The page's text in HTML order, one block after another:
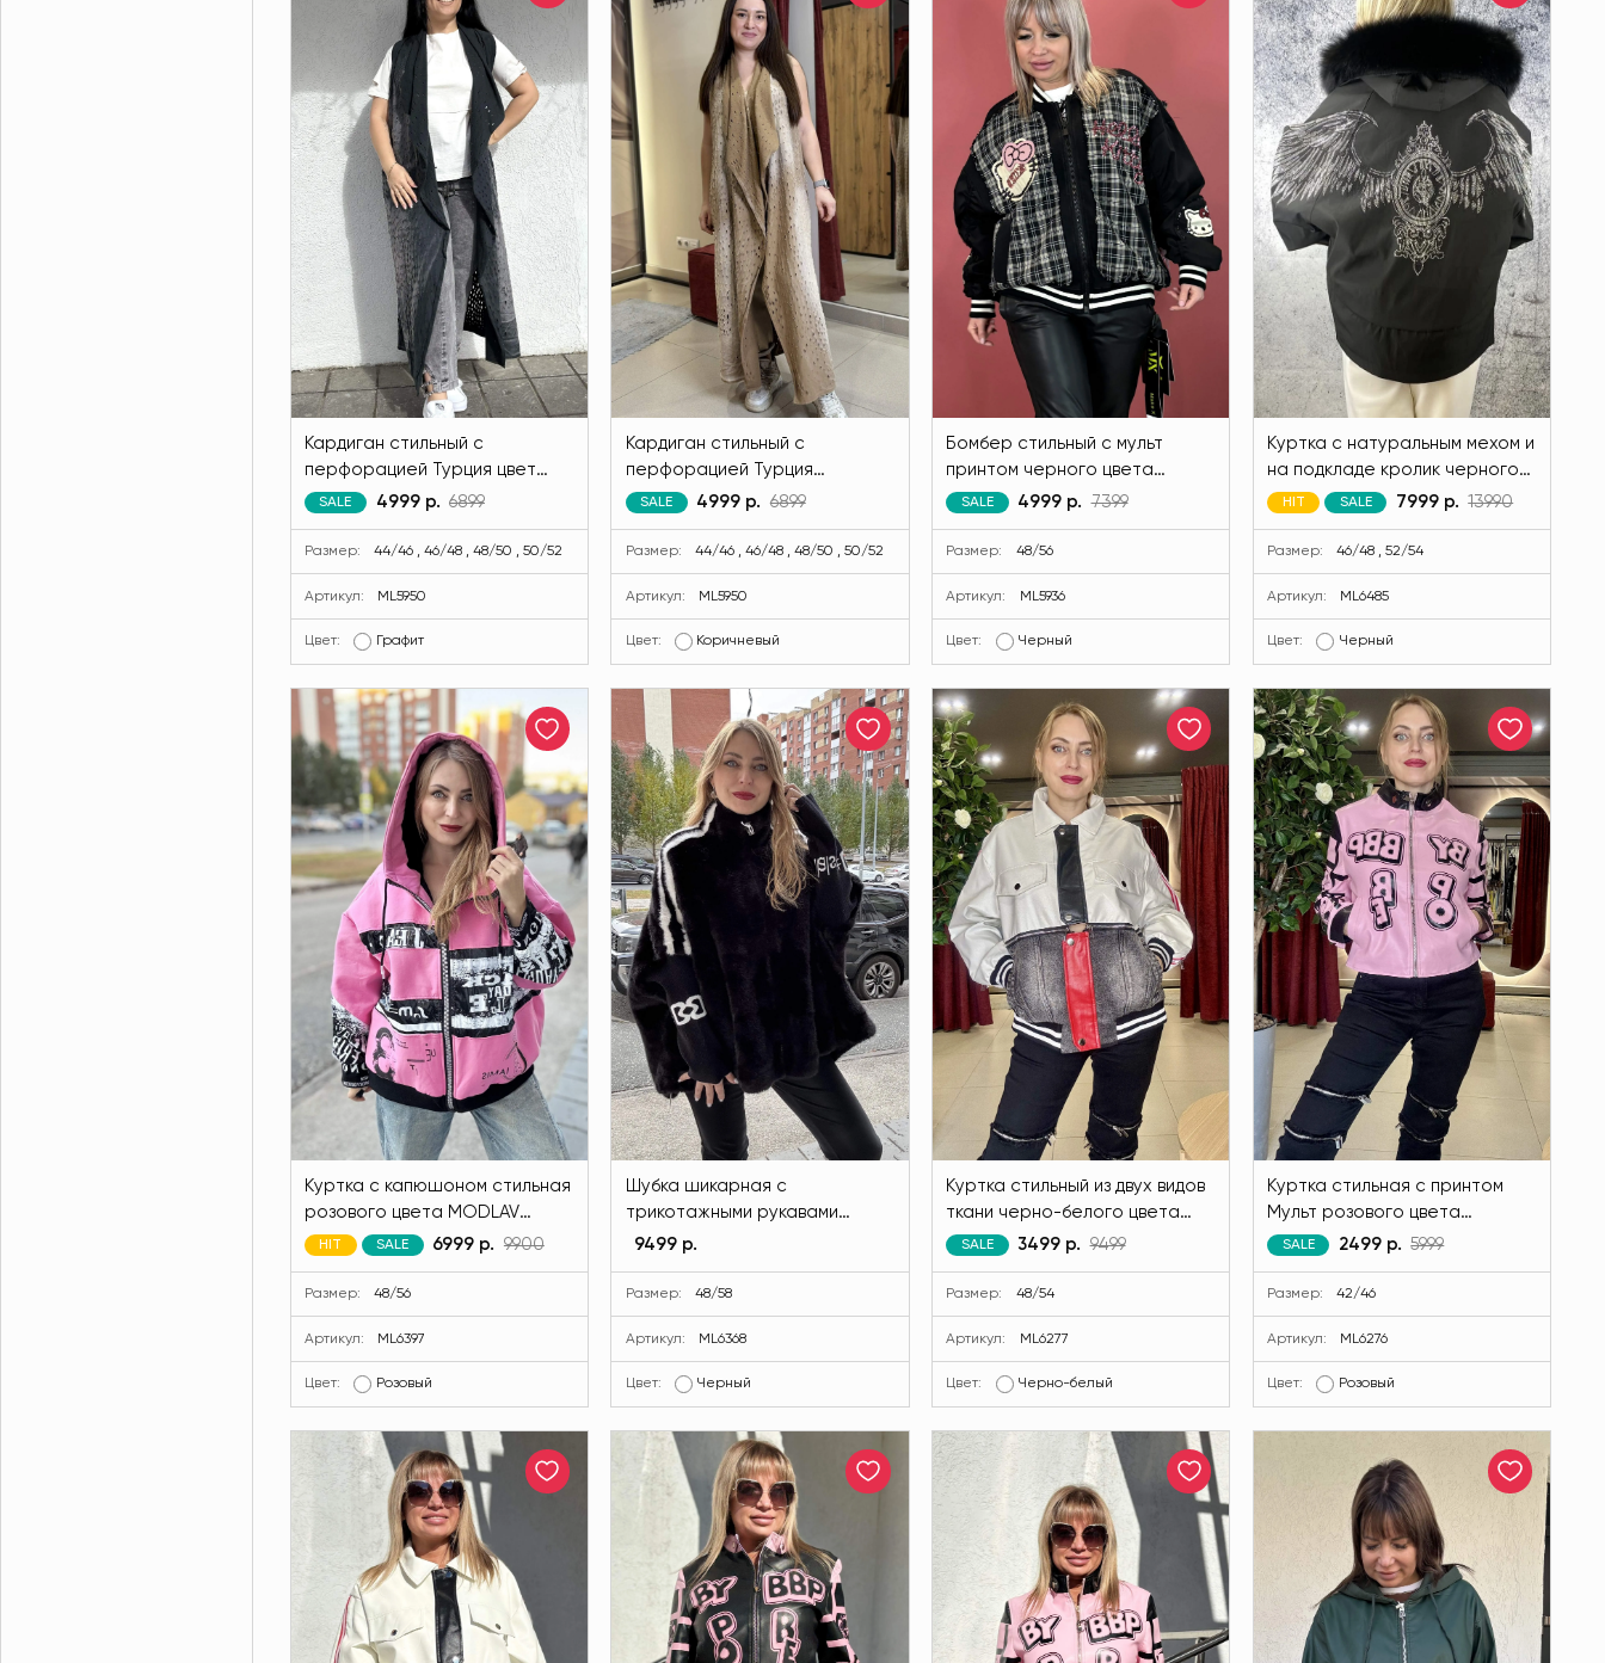
Кардиган стильный с
перфорацией Турция цвет
графита MODLAV ML5950-38
SALE 4999 р. 6899
Размер: 44/46 , 46/48 , 48/50 , 50/52
Артикул: ML5950
Цвет: Графит
Кардиган стильный с
перфорацией Турция
коричневого цвета MODLAV
SALE 4999 р. 6899
Размер: 44/46 , 46/48 , 48/50 , 50/52
Артикул: ML5950
Цвет: Коричневый
Бомбер стильный с мульт
принтом черного цвета
MODLAV ML5936-13
SALE 4999 р. 7399
Размер: 48/56
Артикул: ML5936
Цвет: Черный
Куртка с натуральным мехом и
на подкладе кролик черного
цвета MODLAV ML6485-13
HIT SALE 7999 р. 13990
Размер: 46/48 , 52/54
Артикул: ML6485
Цвет: Черный
Куртка с капюшоном стильная
розового цвета MODLAV
ML6397-26
HIT SALE 6999 р. 9900
Размер: 48/56
Артикул: ML6397
Цвет: Розовый
Шубка шикарная с
трикотажными рукавами
черного цвета MODLAV
9499 р.
Размер: 48/58
Артикул: ML6368
Цвет: Черный
Куртка стильный из двух видов
ткани черно-белого цвета
MODLAV ML6277-25
SALE 3499 р. 9499
Размер: 48/54
Артикул: ML6277
Цвет: Черно-белый
Куртка стильная с принтом
Мульт розового цвета
MODLAV ML6276-26
SALE 2499 р. 5999
Размер: 42/46
Артикул: ML6276
Цвет: Розовый